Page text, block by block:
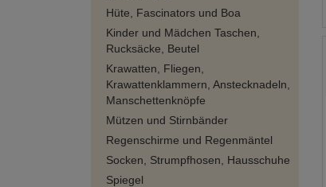
Hüte, Fascinators und Boa
Kinder und Mädchen Taschen,
Rucksäcke, Beutel
Krawatten, Fliegen,
Krawattenklammern, Anstecknadeln,
Manschettenknöpfe
Mützen und Stirnbänder
Regenschirme und Regenmäntel
Socken, Strumpfhosen, Hausschuhe
Spiegel